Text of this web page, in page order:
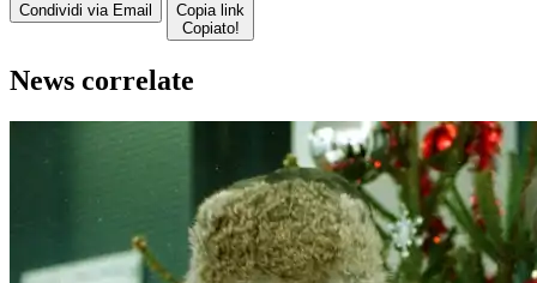
Condividi via Email
Copia link
Copiato!
News correlate